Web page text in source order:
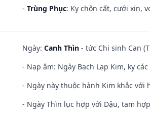
- Trùng Phục: Kỵ chôn cất, cưới xin,
Ngày: Canh Thìn - tức Chi sinh Can
- Nạp âm: Ngày Bạch Lạp Kim, kỵ
- Ngày này thuộc hành Kim khắc với
- Ngày Thìn lục hợp với Dậu, tam